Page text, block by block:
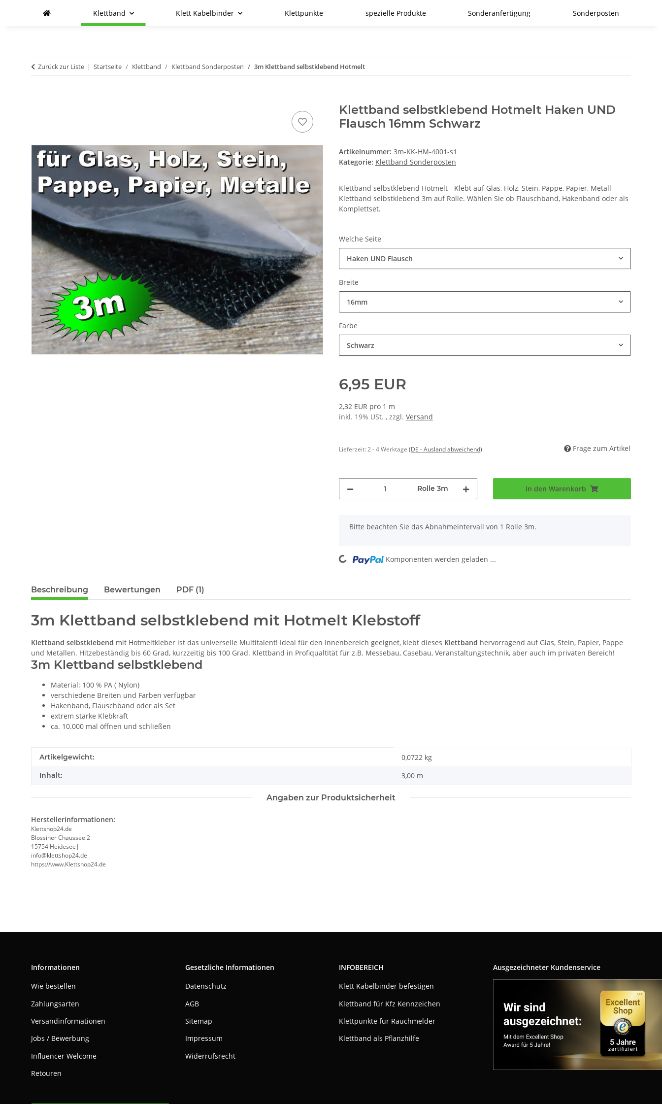
Klettband Klett Kabelbinder Klettpunkte spezielle Produkte Sonderanfertigung Sonderposten
Zurück zur Liste Startseite Klettband Klettband Sonderposten 3m Klettband selbstklebend Hotmelt
Klettband selbstklebend Hotmelt Haken UND
Flausch 16mm Schwarz
Artikelnummer: 3m-KK-HM-4001-s1
Kategorie: Klettband Sonderposten
Klettband selbstklebend Hotmelt - Klebt auf Glas, Holz, Stein, Pappe, Papier, Metall -
Klettband selbstklebend 3m auf Rolle. Wählen Sie ob Flauschband, Hakenband oder als
Komplettset.
Welche Seite
Haken UND Flausch
Breite
16mm
Farbe
Schwarz
6,95 EUR
2,32 EUR pro 1 m
inkl. 19% USt. , zzgl. Versand
Lieferzeit:2 - 4 Werktage (DE - Ausland abweichend) Frage zum Artikel
Rolle 3m In den Warenkorb
x
Bitte beachten Sie das Abnahmeintervall von 1 Rolle 3m.
Loading... Komponenten werden geladen ...
Beschreibung Bewertungen PDF (1)
3m Klettband selbstklebend mit Hotmelt Klebstoff
Klettband selbstklebend mit Hotmeltkleber ist das universelle Multitalent! Ideal für den Innenbereich geeignet, klebt dieses Klettband hervorragend auf Glas, Stein, Papier, Pappe
und Metallen. Hitzebeständig bis 60 Grad, kurzzeitig bis 100 Grad. Klettband in Profiqualtität für z.B. Messebau, Casebau, Veranstaltungstechnik, aber auch im privaten Bereich!
3m Klettband selbstklebend
Material: 100 % PA ( Nylon)
verschiedene Breiten und Farben verfügbar
Hakenband, Flauschband oder als Set
extrem starke Klebkraft
ca. 10.000 mal öffnen und schließen
Produkteigenschaft
Wert
Artikelgewicht: 0,0722 kg
Inhalt: 3,00 m
Angaben zur Produktsicherheit
Herstellerinformationen:
Klettshop24.de
Blossiner Chaussee 2
15754 Heidesee|
info@klettshop24.de
https://www.Klettshop24.de
Informationen
Wie bestellen
Zahlungsarten
Versandinformationen
Jobs / Bewerbung
Influencer Welcome
Retouren
Gesetzliche Informationen
Datenschutz
AGB
Sitemap
Impressum
Widerrufsrecht
INFOBEREICH
Klett Kabelbinder befestigen
Klettband für Kfz Kennzeichen
Klettpunkte für Rauchmelder
Klettband als Pflanzhilfe
Ausgezeichneter Kundenservice